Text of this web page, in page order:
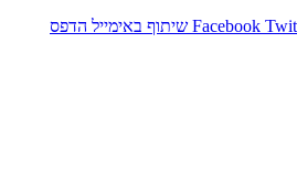
Facebook שיתוף באימייל הדפס